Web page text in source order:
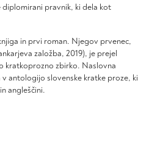
diplomirani pravnik, ki dela kot
in prvi roman. Njegov prvenec,
založba, 2019), je prejel
kratkoprozno zbirko. Naslovna
antologijo slovenske kratke proze, ki
angleščini.